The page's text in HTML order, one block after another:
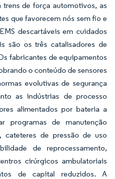
de força automotivos, as
que favorecem nós sem fio e
descartáveis em cuidados
são os três catalisadores de
fabricantes de equipamentos
o conteúdo de sensores
evolutivas de segurança
as indústrias de processo
alimentados por bateria a
programas de manutenção
de pressão de uso
de reprocessamento,
cirúrgicos ambulatoriais
de capital reduzidos. A